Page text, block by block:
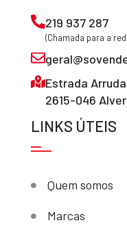
219 937 287
(Chamada para a
Estrada Arruda
2615-046
LINKS ÚTEIS
Quem somos
Marcas